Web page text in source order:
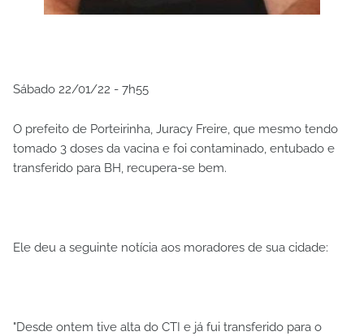
Sábado 22/01/22 - 7h55
O prefeito de Porteirinha, Juracy Freire, que mesmo tendo
tomado 3 doses da vacina e foi contaminado, entubado e
transferido para BH, recupera-se bem.
Ele deu a seguinte notícia aos moradores de sua cidade:
"Desde ontem tive alta do CTI e já fui transferido para o